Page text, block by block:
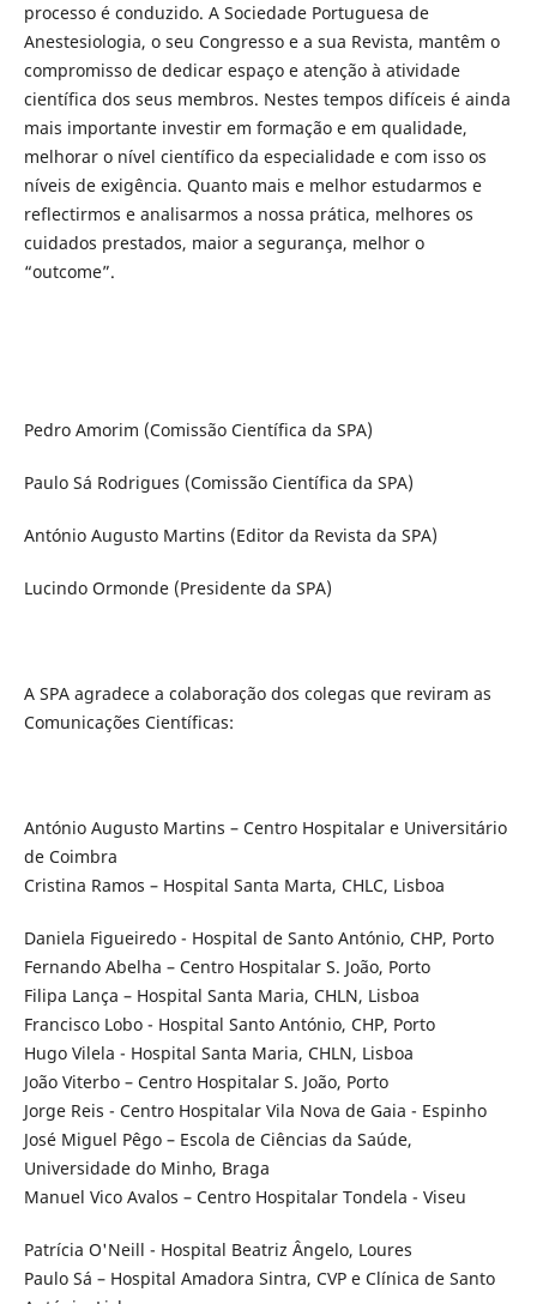
processo é conduzido. A Sociedade Portuguesa de
Anestesiologia, o seu Congresso e a sua Revista, mantêm o
compromisso de dedicar espaço e atenção à atividade
científica dos seus membros. Nestes tempos difíceis é ainda
mais importante investir em formação e em qualidade,
melhorar o nível científico da especialidade e com isso os
níveis de exigência. Quanto mais e melhor estudarmos e
reflectirmos e analisarmos a nossa prática, melhores os
cuidados prestados, maior a segurança, melhor o
“outcome”.
Pedro Amorim (Comissão Científica da SPA)
Paulo Sá Rodrigues (Comissão Científica da SPA)
António Augusto Martins (Editor da Revista da SPA)
Lucindo Ormonde (Presidente da SPA)
A SPA agradece a colaboração dos colegas que reviram as
Comunicações Científicas:
António Augusto Martins – Centro Hospitalar e Universitário
de Coimbra
Cristina Ramos – Hospital Santa Marta, CHLC, Lisboa
Daniela Figueiredo - Hospital de Santo António, CHP, Porto
Fernando Abelha – Centro Hospitalar S. João, Porto
Filipa Lança – Hospital Santa Maria, CHLN, Lisboa
Francisco Lobo - Hospital Santo António, CHP, Porto
Hugo Vilela - Hospital Santa Maria, CHLN, Lisboa
João Viterbo – Centro Hospitalar S. João, Porto
Jorge Reis - Centro Hospitalar Vila Nova de Gaia - Espinho
José Miguel Pêgo – Escola de Ciências da Saúde,
Universidade do Minho, Braga
Manuel Vico Avalos – Centro Hospitalar Tondela - Viseu
Patrícia O'Neill - Hospital Beatriz Ângelo, Loures
Paulo Sá – Hospital Amadora Sintra, CVP e Clínica de Santo